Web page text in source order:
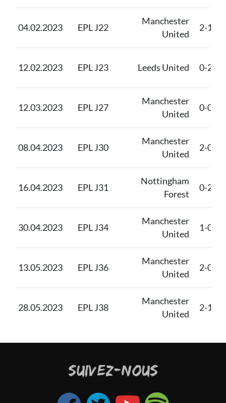
04.02.2023 EPL J22
Manchester
United
2-1
12.02.2023 EPL J23 Leeds United 0-2
12.03.2023 EPL J27
Manchester
United
0-0
08.04.2023 EPL J30
Manchester
United
2-0
16.04.2023 EPL J31
Nottingham
Forest
0-2
30.04.2023 EPL J34
Manchester
United
1-0
13.05.2023 EPL J36
Manchester
United
2-0
28.05.2023 EPL J38
Manchester
United
2-1
SUIVEZ-NOUS